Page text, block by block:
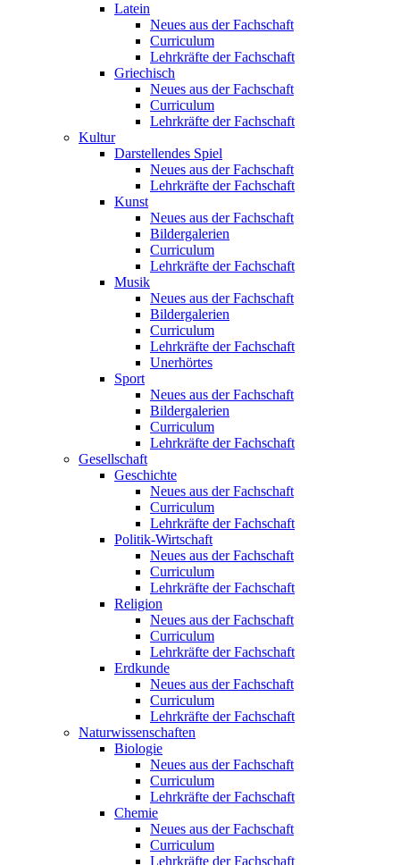
Latein
Neues aus der Fachschaft
Curriculum
Lehrkräfte der Fachschaft
Griechisch
Neues aus der Fachschaft
Curriculum
Lehrkräfte der Fachschaft
Kultur
Darstellendes Spiel
Neues aus der Fachschaft
Lehrkräfte der Fachschaft
Kunst
Neues aus der Fachschaft
Bildergalerien
Curriculum
Lehrkräfte der Fachschaft
Musik
Neues aus der Fachschaft
Bildergalerien
Curriculum
Lehrkräfte der Fachschaft
Unerhörtes
Sport
Neues aus der Fachschaft
Bildergalerien
Curriculum
Lehrkräfte der Fachschaft
Gesellschaft
Geschichte
Neues aus der Fachschaft
Curriculum
Lehrkräfte der Fachschaft
Politik-Wirtschaft
Neues aus der Fachschaft
Curriculum
Lehrkräfte der Fachschaft
Religion
Neues aus der Fachschaft
Curriculum
Lehrkräfte der Fachschaft
Erdkunde
Neues aus der Fachschaft
Curriculum
Lehrkräfte der Fachschaft
Naturwissenschaften
Biologie
Neues aus der Fachschaft
Curriculum
Lehrkräfte der Fachschaft
Chemie
Neues aus der Fachschaft
Curriculum
Lehrkräfte der Fachschaft